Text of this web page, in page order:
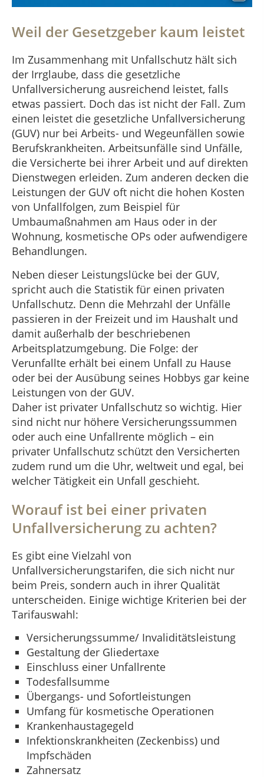
Weil der Gesetzgeber kaum leistet
Im Zusammenhang mit Unfallschutz hält sich
der Irrglaube, dass die gesetzliche
Unfallversicherung ausreichend leistet, falls
etwas passiert. Doch das ist nicht der Fall. Zum
einen leistet die gesetzliche Unfallversicherung
(GUV) nur bei Arbeits- und Wegeunfällen sowie
Berufskrankheiten. Arbeitsunfälle sind Unfälle,
die Versicherte bei ihrer Arbeit und auf direkten
Dienstwegen erleiden. Zum anderen decken die
Leistungen der GUV oft nicht die hohen Kosten
von Unfallfolgen, zum Beispiel für
Umbaumaßnahmen am Haus oder in der
Wohnung, kosmetische OPs oder aufwendigere
Behandlungen.
Neben dieser Leistungslücke bei der GUV,
spricht auch die Statistik für einen privaten
Unfallschutz. Denn die Mehrzahl der Unfälle
passieren in der Freizeit und im Haushalt und
damit außerhalb der beschriebenen
Arbeitsplatzumgebung. Die Folge: der
Verunfallte erhält bei einem Unfall zu Hause
oder bei der Ausübung seines Hobbys gar keine
Leistungen von der GUV.
Daher ist privater Unfallschutz so wichtig. Hier
sind nicht nur höhere Versicherungssummen
oder auch eine Unfallrente möglich – ein
privater Unfallschutz schützt den Versicherten
zudem rund um die Uhr, weltweit und egal, bei
welcher Tätigkeit ein Unfall geschieht.
Worauf ist bei einer privaten
Unfallversicherung zu achten?
Es gibt eine Vielzahl von
Unfallversicherungstarifen, die sich nicht nur
beim Preis, sondern auch in ihrer Qualität
unterscheiden. Einige wichtige Kriterien bei der
Tarifauswahl:
Versicherungssumme/ Invaliditätsleistung
Gestaltung der Gliedertaxe
Einschluss einer Unfallrente
Todesfallsumme
Übergangs- und Sofortleistungen
Umfang für kosmetische Operationen
Krankenhaustagegeld
Infektionskrankheiten (Zeckenbiss) und
Impfschäden
Zahnersatz